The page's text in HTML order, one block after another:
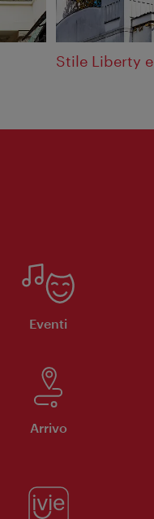
Stile Liberty
Eventi
Arrivo